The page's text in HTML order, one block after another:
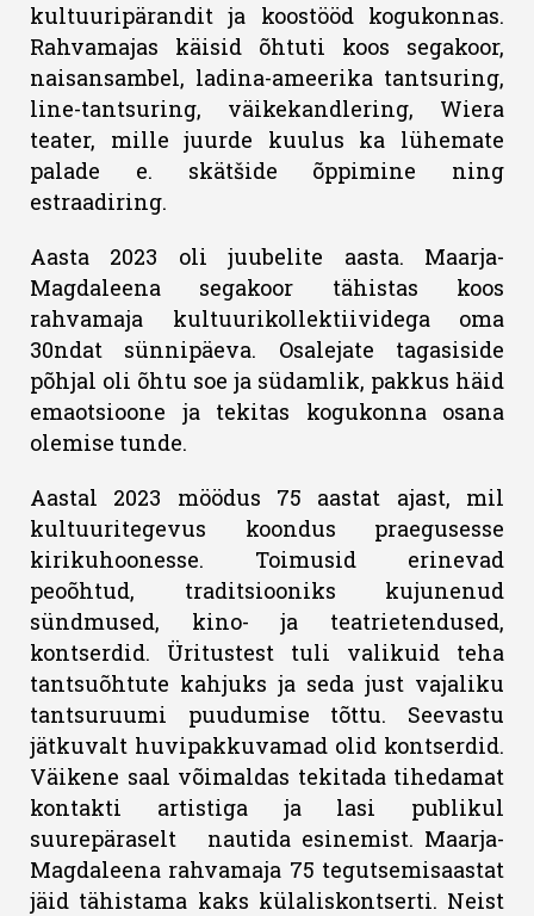
kultuuripärandit ja koostööd kogukonnas.
Rahvamajas käisid õhtuti koos segakoor,
naisansambel, ladina-ameerika tantsuring,
line-tantsuring, väikekandlering, Wiera
teater, mille juurde kuulus ka lühemate
palade e. skätšide õppimine ning
estraadiring.
Aasta 2023 oli juubelite aasta. Maarja-
Magdaleena segakoor tähistas koos
rahvamaja kultuurikollektiividega oma
30ndat sünnipäeva. Osalejate tagasiside
põhjal oli õhtu soe ja südamlik, pakkus häid
emaotsioone ja tekitas kogukonna osana
olemise tunde.
Aastal 2023 möödus 75 aastat ajast, mil
kultuuritegevus koondus praegusesse
kirikuhoonesse. Toimusid erinevad
peoõhtud, traditsiooniks kujunenud
sündmused, kino- ja teatrietendused,
kontserdid. Üritustest tuli valikuid teha
tantsuõhtute kahjuks ja seda just vajaliku
tantsuruumi puudumise tõttu. Seevastu
jätkuvalt huvipakkuvamad olid kontserdid.
Väikene saal võimaldas tekitada tihedamat
kontakti artistiga ja lasi publikul
suurepäraselt nautida esinemist. Maarja-
Magdaleena rahvamaja 75 tegutsemisaastat
jäid tähistama kaks külaliskontserti. Neist